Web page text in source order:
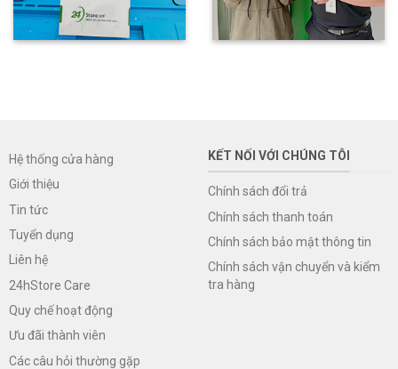
Hệ thống cửa hàng
Giới thiệu
Tin tức
Tuyển dụng
Liên hệ
24hStore Care
Quy chế hoạt động
Ưu đãi thành viên
Các câu hỏi thường gặp
KẾT NỐI VỚI CHÚNG TÔI
Chính sách đổi trả
Chính sách thanh toán
Chính sách bảo mật thông tin
Chính sách vận chuyển và kiểm
tra hàng